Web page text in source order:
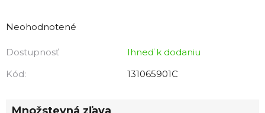
hodnotenie
je
0,0
Neohodnotené
Dostupnosť
Ihneď k dodaniu
Kód:
131065901C